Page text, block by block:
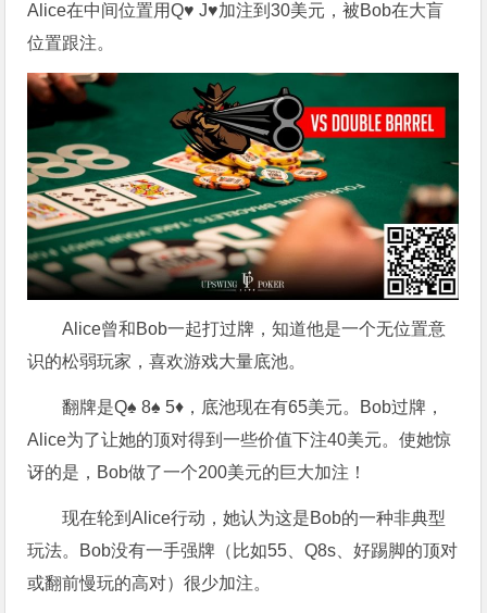
Alice在中间位置用Q♥ J♥加注到30美元，被Bob在大盲
位置跟注。
Alice曾和Bob一起打过牌，知道他是一个无位置意
识的松弱玩家，喜欢游戏大量底池。
翻牌是Q♠ 8♠ 5♦，底池现在有65美元。Bob过牌，
Alice为了让她的顶对得到一些价值下注40美元。使她惊
讶的是，Bob做了一个200美元的巨大加注！
现在轮到Alice行动，她认为这是Bob的一种非典型
玩法。Bob没有一手强牌（比如55、Q8s、好踢脚的顶对
或翻前慢玩的高对）很少加注。